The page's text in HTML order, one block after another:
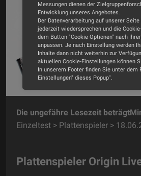
Die ungefähre Lesezeit
Einzeltest > Plattenspieler >
Plattenspieler Origin
Messungen dienen der
Entwicklung unseres Angebotes.
Der Datenverarbeitung auf unserer Seite
jederzeit wiedersprechen und die
dem Button "Cookie Optionen" nach
anpassen. Je nach Einstellung werden
Inhalte dann nicht weiterhin zur
aktuellen Cookie-Einstellungen können
In unserem Footer finden Sie unter dem
Einstellungen" dieses Popup".
Alle Cookies
Cookie